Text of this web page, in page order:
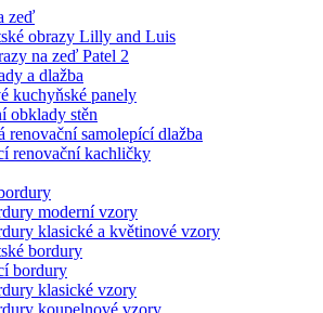
zeď
obrazy Lilly and Luis
na zeď Patel 2
a dlažba
kuchyňské panely
obklady stěn
renovační samolepící dlažba
renovační kachličky
moderní vzory
klasické a květinové vzory
bordury
bordury
klasické vzory
koupelnové vzory